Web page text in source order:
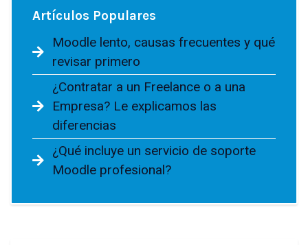
Artículos Populares
Moodle lento, causas frecuentes y qué
revisar primero
¿Contratar a un Freelance o a una
Empresa? Le explicamos las
diferencias
¿Qué incluye un servicio de soporte
Moodle profesional?